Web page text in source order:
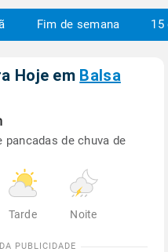
Fim de semana 15
Hoje em Balsa
de chuva de
Tarde Noite